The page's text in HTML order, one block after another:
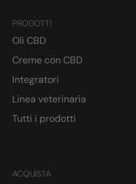
PRODOTTI
Oli CBD
Creme con CBD
Integratori
Linea veterinaria
Tutti i prodotti
ACQUISTA